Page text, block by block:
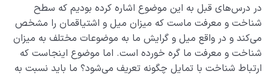
توانایی درک دنیا از کجا نشأت می گیرد؟ اعمال ما چه زمانی
در دنیا معنا پیدا می کنند؟
نگاه ابدی به زندگی چگونه اخلاق، میزان شادی و روابط ما با
سایرین را متحول می کند؟
در درس‌های قبل به این موضوع اشاره کرده بودیم که سطح
شناخت و معرفت ماست که میزان میل و اشتیاقمان را مشخص
می‌کند و در واقع میل و گرایش ما به موضوعات مختلف به میزان
شناخت و معرفت ما گره خورده است. اما موضوع اینجاست که
ارتباط شناخت با تمایل چگونه تعریف می‌شود؟ ما باید نسبت به